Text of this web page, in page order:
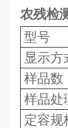
农残检
型号
显示方
样品数
样品处
定容规